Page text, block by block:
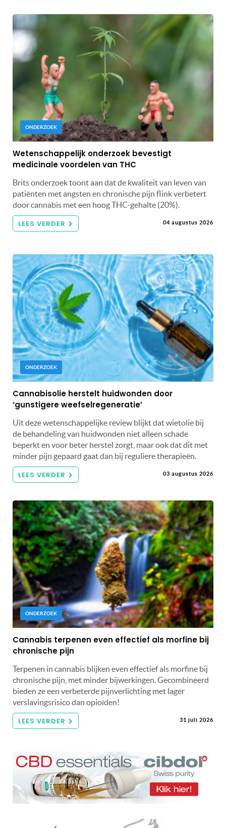
ONDERZOEK
Wetenschappelijk onderzoek bevestigt
medicinale voordelen van THC
Brits onderzoek toont aan dat de kwaliteit van leven van
patiënten met angsten en chronische pijn flink verbetert
door cannabis met een hoog THC-gehalte (20%).
LEES VERDER 04 augustus 2026
ONDERZOEK
Cannabisolie herstelt huidwonden door
‘gunstigere weefselregeneratie’
Uit deze wetenschappelijke review blijkt dat wietolie bij
de behandeling van huidwonden niet alleen schade
beperkt en voor beter herstel zorgt, maar ook dat dit met
minder pijn gepaard gaat dan bij reguliere therapieën.
LEES VERDER 03 augustus 2026
ONDERZOEK
Cannabis terpenen even effectief als morfine bij
chronische pijn
Terpenen in cannabis blijken even effectief als morfine bij
chronische pijn, met minder bijwerkingen. Gecombineerd
bieden ze een verbeterde pijnverlichting met lager
verslavingsrisico dan opioïden!
LEES VERDER 31 juli 2026